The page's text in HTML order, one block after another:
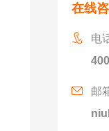
在线
电
邮